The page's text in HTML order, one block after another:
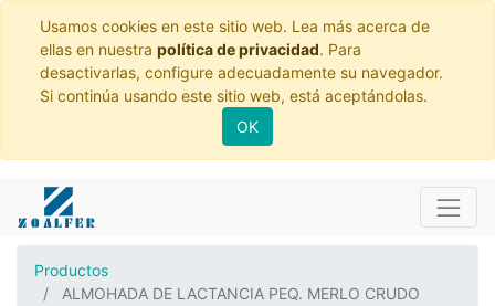
Usamos cookies en este sitio web. Lea más acerca de
ellas en nuestra política de privacidad. Para
desactivarlas, configure adecuadamente su navegador.
Si continúa usando este sitio web, está aceptándolas.
OK
Productos
ALMOHADA DE LACTANCIA PEQ. MERLO CRUDO